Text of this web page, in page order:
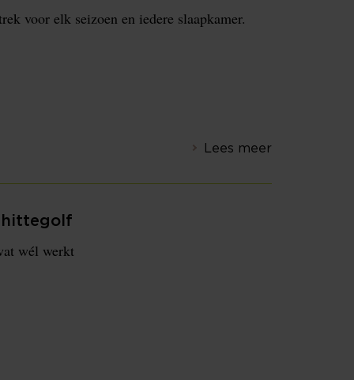
voor elk seizoen en iedere slaapkamer.
Lees meer
hittegolf
wél werkt